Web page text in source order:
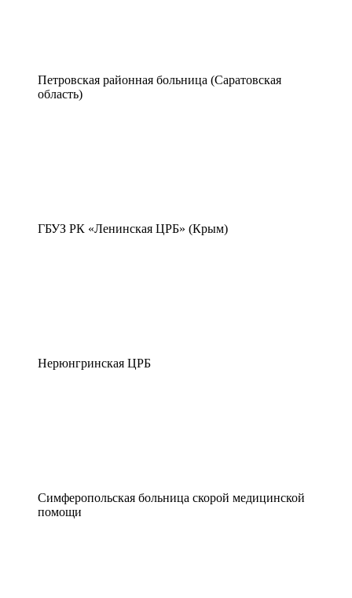
Петровская районная больница (Саратовская
область)
ГБУЗ РК «Ленинская ЦРБ» (Крым)
Нерюнгринская ЦРБ
Симферопольская больница скорой медицинской
помощи